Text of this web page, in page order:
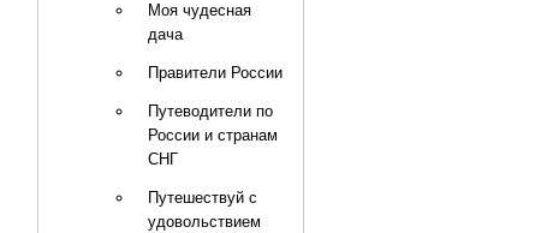
Моя чудесная
дача
Правители России
Путеводители по
России и странам
СНГ
Путешествуй с
удовольствием